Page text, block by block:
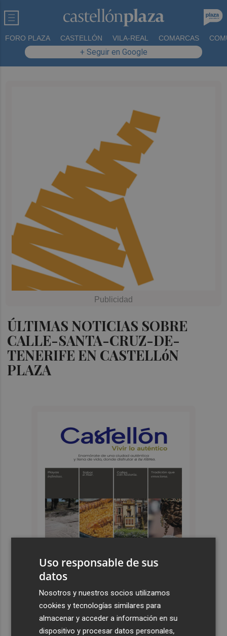
FORO PLAZA CASTELLÓN VILA-REAL COMARCAS
+ Seguir en Google
ÚLTIMAS NOTICIAS SOBRE
CALLE-SANTA-CRUZ-DE-
TENERIFE EN CASTELLóN
PLAZA
Últimas Noticias
Así será la futura plaza de Los Baños de Mula: un espacio
que evoca su historia con una alberca de aguas termales
Uso responsable de sus
datos
Nosotros y nuestros socios utilizamos
cookies y tecnologías similares para
almacenar y acceder a información en su
dispositivo y procesar datos personales,